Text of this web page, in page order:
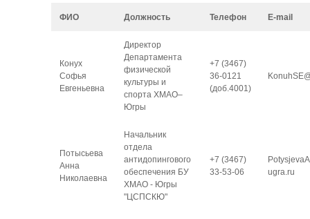
ФИО Должность Телефон E-mail
Конух
Софья
Евгеньевна
Директор
Департамента
физической
культуры и
спорта ХМАО–
Югры
+7 (3467)
36-0121
(доб.4001)
Потысьева
Анна
Николаевна
Начальник
отдела
антидопингового
обеспечения БУ
ХМАО - Югры
"ЦСПСКЮ"
+7 (3467)
33-53-06
ugra.ru